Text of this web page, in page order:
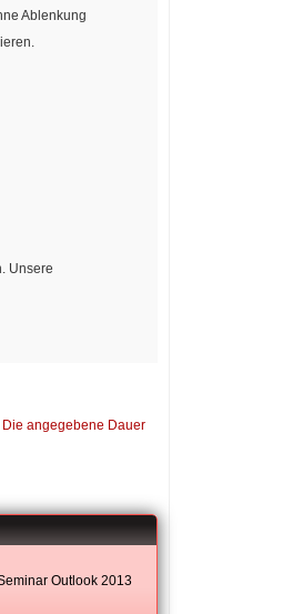
Ablenkung
Unsere
angegebene Dauer
Outlook 2013